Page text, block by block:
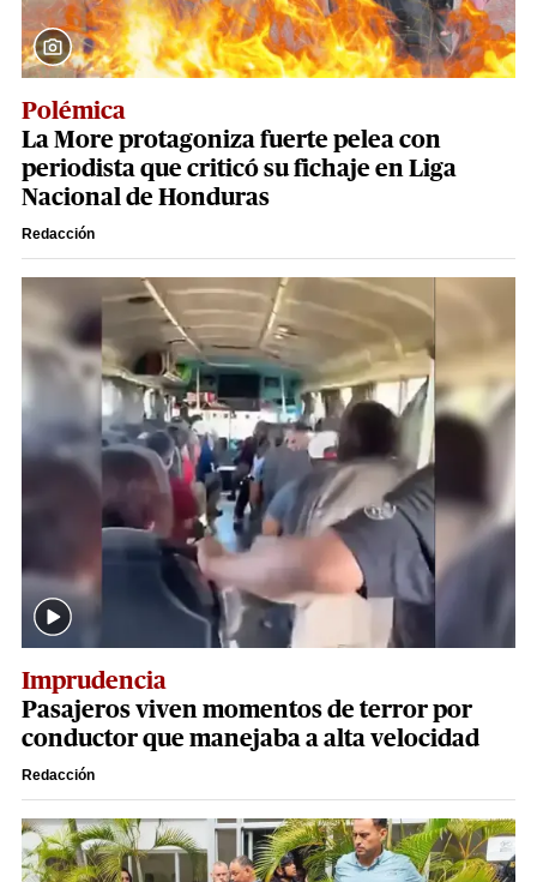
Polémica
La More protagoniza fuerte pelea con
periodista que criticó su fichaje en Liga
Nacional de Honduras
Redacción
Imprudencia
Pasajeros viven momentos de terror por
conductor que manejaba a alta velocidad
Redacción